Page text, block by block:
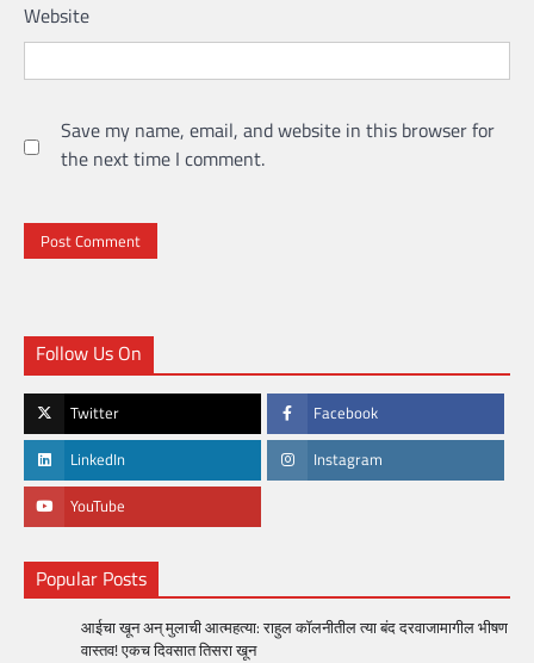
Website
Save my name, email, and website in this browser for
the next time I comment.
Follow Us On
Twitter Facebook
LinkedIn Instagram
YouTube
Popular Posts
आईचा खून अन् मुलाची आत्महत्या: राहुल कॉलनीतील त्या बंद दरवाजामागील भीषण
वास्तव! एकच दिवसात तिसरा खून